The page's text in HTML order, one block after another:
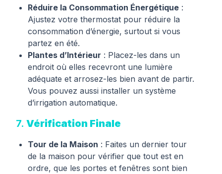
Réduire la Consommation Énergétique :
Ajustez votre thermostat pour réduire la
consommation d’énergie, surtout si vous
partez en été.
Plantes d’Intérieur : Placez-les dans un
endroit où elles recevront une lumière
adéquate et arrosez-les bien avant de partir.
Vous pouvez aussi installer un système
d’irrigation automatique.
7. Vérification Finale
Tour de la Maison : Faites un dernier tour
de la maison pour vérifier que tout est en
ordre, que les portes et fenêtres sont bien